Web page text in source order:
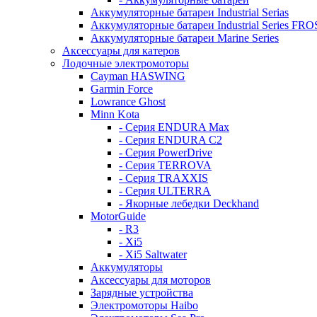
Аккумуляторные батареи Industrial Serias
Аккумуляторные батареи Industrial Series
Аккумуляторные батареи Marine Series
Аксессуары для катеров
Лодочные электромоторы
Cayman HASWING
Garmin Force
Lowrance Ghost
Minn Kota
- Серия ENDURA Max
- Серия ENDURA C2
- Серия PowerDrive
- Серия TERROVA
- Серия TRAXXIS
- Серия ULTERRA
- Якорные лебедки Deckhand
MotorGuide
- R3
- Xi5
- Xi5 Saltwater
Аккумуляторы
Аксессуары для моторов
Зарядные устройства
Электромоторы Haibo